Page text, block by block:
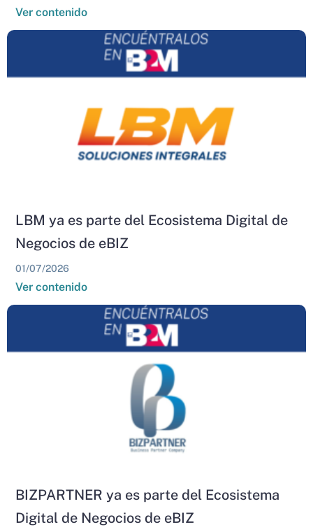
Ver contenido
LBM ya es parte del Ecosistema Digital de
Negocios de eBIZ
01/07/2026
Ver contenido
BIZPARTNER ya es parte del Ecosistema
Digital de Negocios de eBIZ